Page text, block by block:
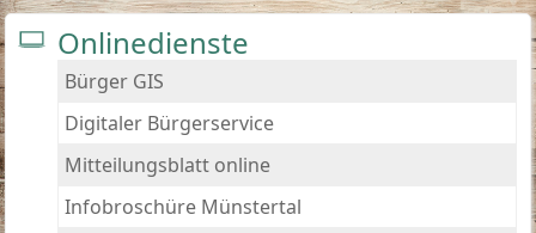
Onlinedienste
Bürger GIS
Digitaler Bürgerservice
Mitteilungsblatt online
Infobroschüre Münstertal